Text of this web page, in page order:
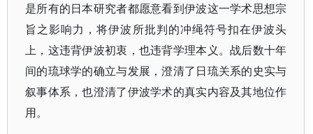
是所有的日本研究者都愿意看到伊波这一学术思想宗
旨之影响力，将伊波所批判的冲绳符号扣在伊波头
上，这违背伊波初衷，也违背学理本义。战后数十年
间的琉球学的确立与发展，澄清了日琉关系的史实与
叙事体系，也澄清了伊波学术的真实内容及其地位作
用。